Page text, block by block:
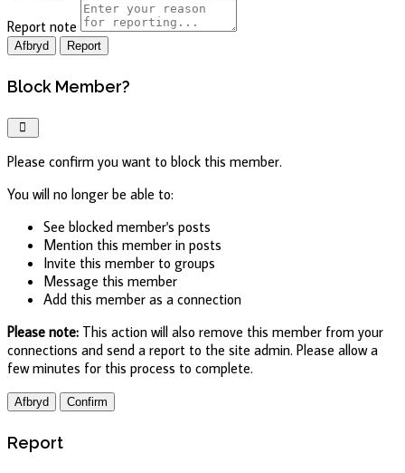
Report note
Report
Block Member?
Please confirm you want to block this member.
You will no longer be able to:
See blocked member's posts
Mention this member in posts
Invite this member to groups
Message this member
Add this member as a connection
Please note: This action will also remove this member from your
connections and send a report to the site admin. Please allow a
few minutes for this process to complete.
Confirm
Report